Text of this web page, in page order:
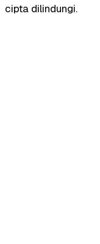
cipta dilindungi.